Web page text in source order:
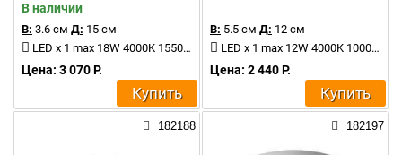
В наличии
В: 3.6 см Д: 15 см
LED x 1 max 18W 4000K 1550Lm
Цена: 3 070 Р.
Купить
В: 5.5 см Д: 12 см
LED x 1 max 12W 4000K 1000Lm
Цена: 2 440 Р.
Купить
182188 182197